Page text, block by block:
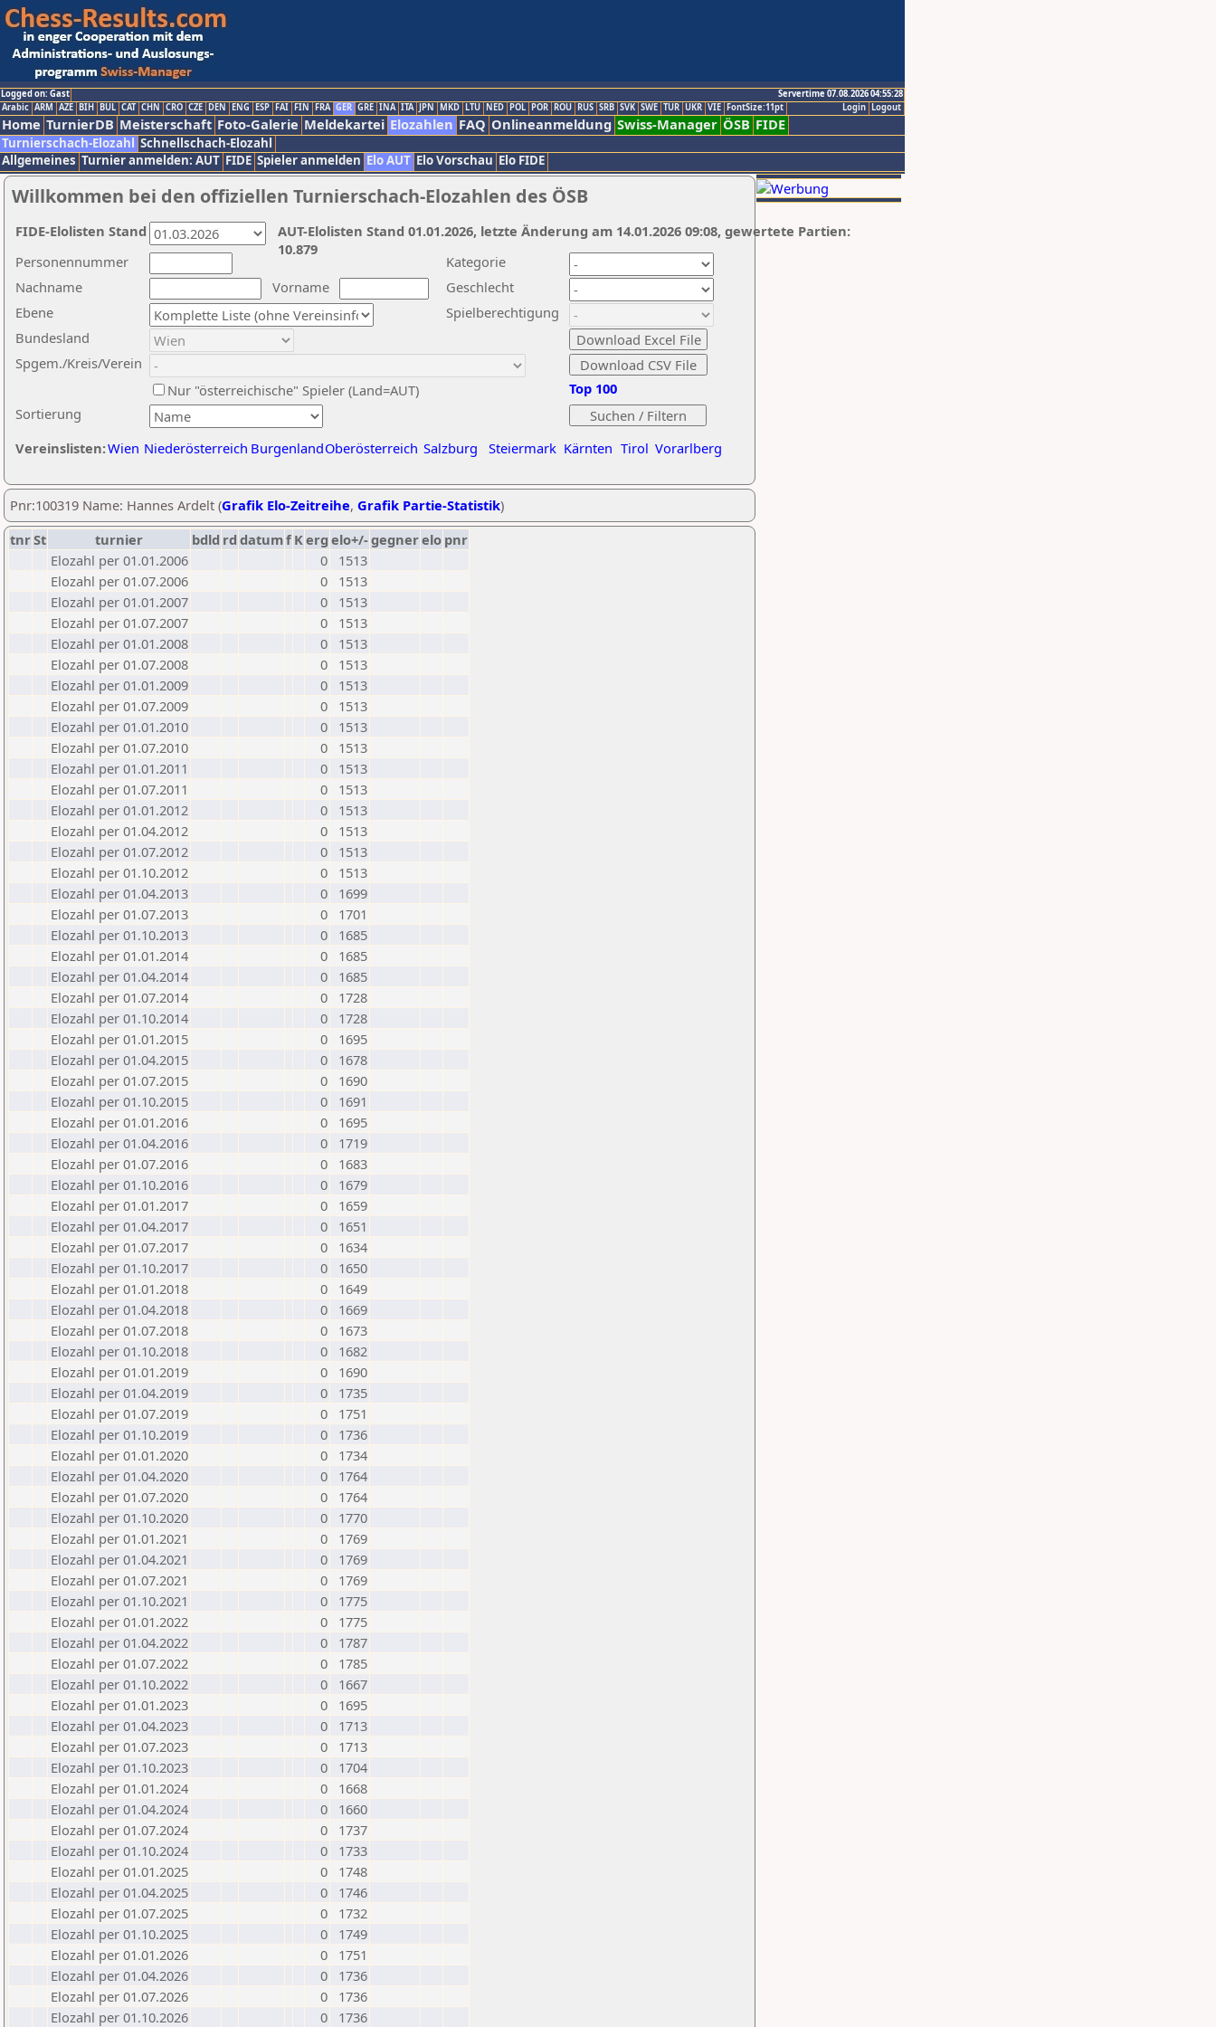
Logged on: Gast
Servertime 07.08.2026 04:55:28
Logout
Login
Arabic ARM AZE BIH BUL CAT CHN CRO CZE DEN ENG ESP FAI FIN FRA GER GRE INA ITA JPN MKD LTU NED POL POR ROU RUS SRB SVK SWE TUR UKR VIE FontSize:11pt
Home TurnierDB Meisterschaft Foto-Galerie Meldekartei Elozahlen FAQ Onlineanmeldung Swiss-Manager ÖSB FIDE
Turnierschach-Elozahl Schnellschach-Elozahl
Allgemeines Turnier anmelden: AUT FIDE Spieler anmelden Elo AUT Elo Vorschau Elo FIDE
Willkommen bei den offiziellen Turnierschach-Elozahlen des ÖSB
Nachname
Vorname
Ebene
Kategorie
Sortierung
Personennummer
Bundesland
Spgem./Kreis/Verein
Geschlecht
Nur "österreichische" Spieler (Land=AUT)
Spielberechtigung
Vereinslisten:Wien Niederösterreich BurgenlandOberösterreich Salzburg Steiermark Kärnten Tirol Vorarlberg
Top 100
AUT-Elolisten Stand 01.01.2026, letzte Änderung am 14.01.2026 09:08, gewertete Partien:
10.879
FIDE-Elolisten Stand
Pnr:100319 Name: Hannes Ardelt (Grafik Elo-Zeitreihe, Grafik Partie-Statistik)
tnrSt turnier bdld rd datumf Kerg elo+/-gegnerelo pnr
Elozahl per 01.01.2006
0
1513
Elozahl per 01.07.2006
0
1513
Elozahl per 01.01.2007
0
1513
Elozahl per 01.07.2007
0
1513
Elozahl per 01.01.2008
0
1513
Elozahl per 01.07.2008
0
1513
Elozahl per 01.01.2009
0
1513
Elozahl per 01.07.2009
0
1513
Elozahl per 01.01.2010
0
1513
Elozahl per 01.07.2010
0
1513
Elozahl per 01.01.2011
0
1513
Elozahl per 01.07.2011
0
1513
Elozahl per 01.01.2012
0
1513
Elozahl per 01.04.2012
0
1513
Elozahl per 01.07.2012
0
1513
Elozahl per 01.10.2012
0
1513
Elozahl per 01.04.2013
0
1699
Elozahl per 01.07.2013
0
1701
Elozahl per 01.10.2013
0
1685
Elozahl per 01.01.2014
0
1685
Elozahl per 01.04.2014
0
1685
Elozahl per 01.07.2014
0
1728
Elozahl per 01.10.2014
0
1728
Elozahl per 01.01.2015
0
1695
Elozahl per 01.04.2015
0
1678
Elozahl per 01.07.2015
0
1690
Elozahl per 01.10.2015
0
1691
Elozahl per 01.01.2016
0
1695
Elozahl per 01.04.2016
0
1719
Elozahl per 01.07.2016
0
1683
Elozahl per 01.10.2016
0
1679
Elozahl per 01.01.2017
0
1659
Elozahl per 01.04.2017
0
1651
Elozahl per 01.07.2017
0
1634
Elozahl per 01.10.2017
0
1650
Elozahl per 01.01.2018
0
1649
Elozahl per 01.04.2018
0
1669
Elozahl per 01.07.2018
0
1673
Elozahl per 01.10.2018
0
1682
Elozahl per 01.01.2019
0
1690
Elozahl per 01.04.2019
0
1735
Elozahl per 01.07.2019
0
1751
Elozahl per 01.10.2019
0
1736
Elozahl per 01.01.2020
0
1734
Elozahl per 01.04.2020
0
1764
Elozahl per 01.07.2020
0
1764
Elozahl per 01.10.2020
0
1770
Elozahl per 01.01.2021
0
1769
Elozahl per 01.04.2021
0
1769
Elozahl per 01.07.2021
0
1769
Elozahl per 01.10.2021
0
1775
Elozahl per 01.01.2022
0
1775
Elozahl per 01.04.2022
0
1787
Elozahl per 01.07.2022
0
1785
Elozahl per 01.10.2022
0
1667
Elozahl per 01.01.2023
0
1695
Elozahl per 01.04.2023
0
1713
Elozahl per 01.07.2023
0
1713
Elozahl per 01.10.2023
0
1704
Elozahl per 01.01.2024
0
1668
Elozahl per 01.04.2024
0
1660
Elozahl per 01.07.2024
0
1737
Elozahl per 01.10.2024
0
1733
Elozahl per 01.01.2025
0
1748
Elozahl per 01.04.2025
0
1746
Elozahl per 01.07.2025
0
1732
Elozahl per 01.10.2025
0
1749
Elozahl per 01.01.2026
0
1751
Elozahl per 01.04.2026
0
1736
Elozahl per 01.07.2026
0
1736
Elozahl per 01.10.2026
0 1736